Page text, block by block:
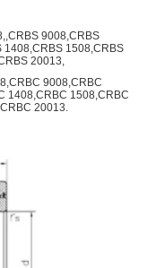
9008,CRBS
1408,CRBS 1508,CRBS
20013,
9008,CRBC
1408,CRBC 1508,CRBC
20013.